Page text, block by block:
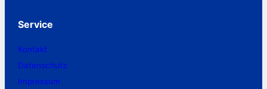
Service
Kontakt
Datenschutz
Impressum